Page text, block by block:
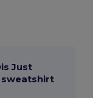
Just
sweatshirt